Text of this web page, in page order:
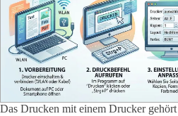
Das Drucken mit einem Drucker